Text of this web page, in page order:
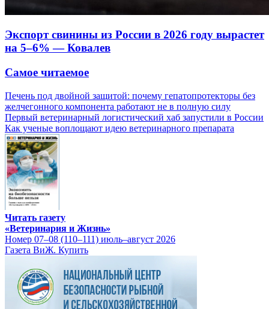
Экспорт свинины из России в 2026 году вырастет
на 5–6% — Ковалев
Самое читаемое
Печень под двойной защитой: почему гепатопротекторы без
желчегонного компонента работают не в полную силу
Первый ветеринарный логистический хаб запустили в России
Как ученые воплощают идею ветеринарного препарата
Читать газету
«Ветеринария и Жизнь»
Номер 07–08 (110–111) июль–август 2026
Газета ВиЖ. Купить